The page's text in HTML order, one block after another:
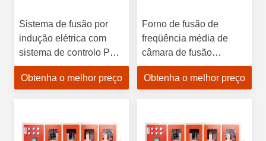
Sistema de fusão por
indução elétrica com
sistema de controlo PLC
Protecção contra
sobreaquecimento e
metais precisos
Obtenha o melhor preço
Forno de fusão de
freqüência média de
câmara de fusão
cerâmica com tensão
operacional de 380 V e
Obtenha o melhor preço